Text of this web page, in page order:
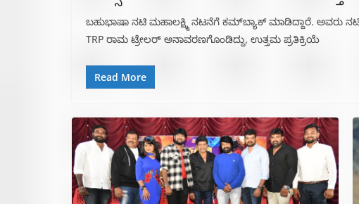
ಬಹುಭಾಷಾ ನಟಿ ಮಹಾಲಕ್ಷ್ಮಿ ನಟನೆಗೆ ಕಮ್​ಬ್ಯಾಕ್​ ಮಾಡಿದ್ದಾರೆ. ಅವರು
TRP ರಾಮ ಟ್ರೇಲರ್ ಅನಾವರಣಗೊಂಡಿದ್ದು, ಉತ್ತಮ ಪ್ರತಿಕ್ರಿಯೆ
Read More